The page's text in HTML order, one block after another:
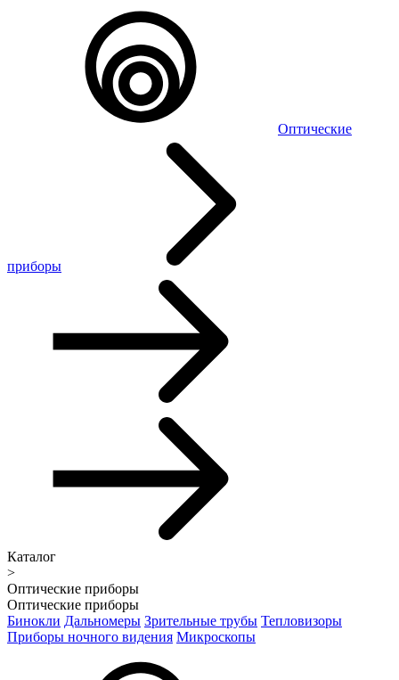
Оптические
приборы
Каталог
>
Оптические приборы
Оптические приборы
Бинокли Дальномеры Зрительные трубы Тепловизоры
Приборы ночного видения Микроскопы